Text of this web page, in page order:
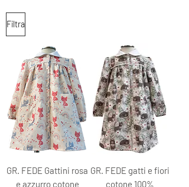
Filtra
GR. FEDE Gattini rosa
e azzurro cotone
GR. FEDE gatti e fiori
cotone 100%